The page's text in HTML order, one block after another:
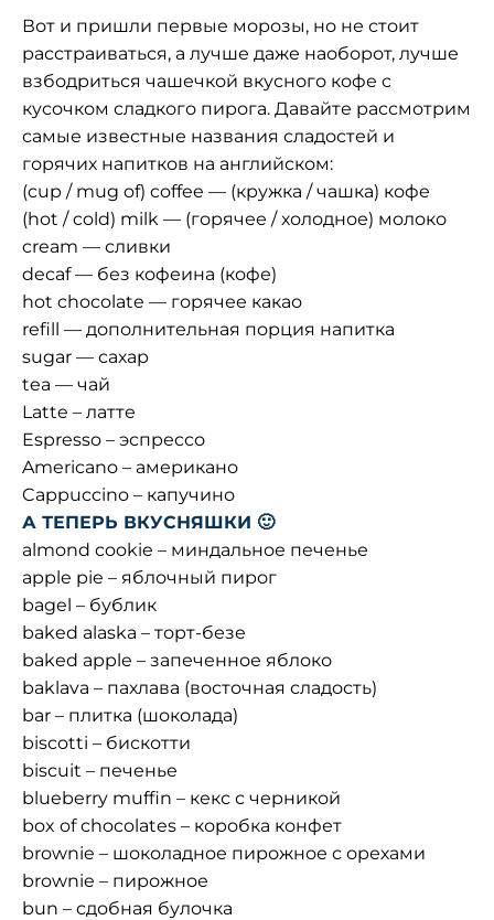
Вот и пришли первые морозы, но не стоит
расстраиваться, а лучше даже наоборот, лучше
взбодриться чашечкой вкусного кофе с
кусочком сладкого пирога. Давайте рассмотрим
самые известные названия сладостей и
горячих напитков на английском:
(cup / mug of) coffee — (кружка / чашка) кофе
(hot / cold) milk — (горячее / холодное) молоко
cream — сливки
decaf — без кофеина (кофе)
hot chocolate — горячее какао
refill — дополнительная порция напитка
sugar — сахар
tea — чай
Latte – латте
Espresso – эспрессо
Americano – американо
Cappuccino – капучино
А ТЕПЕРЬ ВКУСНЯШКИ 🙂
almond cookie – миндальное печенье
apple pie – яблочный пирог
bagel – бублик
baked alaska – торт-безе
baked apple – запеченное яблоко
baklava – пахлава (восточная сладость)
bar – плитка (шоколада)
biscotti – бискотти
biscuit – печенье
blueberry muffin – кекс с черникой
box of chocolates – коробка конфет
brownie – шоколадное пирожное с орехами
brownie – пирожное
bun – сдобная булочка